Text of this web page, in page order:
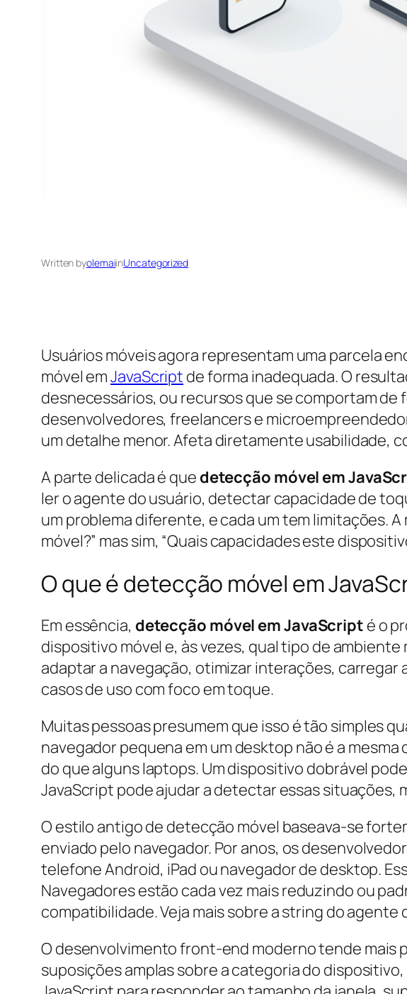
Written byolemaiinUncategorized
Usuários móveis agora representam uma parcela
móvel emJavaScript de forma inadequada. O
desnecessários, ou recursos que se comportam
desenvolvedores, freelancers e
um detalhe menor. Afeta diretamente usabilidade,
A parte delicada é que detecção móvel em
ler o agente do usuário, detectar capacidade de
um problema diferente, e cada um tem limitações.
móvel?” mas sim, “Quais capacidades este
O que é detecção móvel em
Em essência, detecção móvel em JavaScript é o
dispositivo móvel e, às vezes, qual tipo de
adaptar a navegação, otimizar interações,
casos de uso com foco em toque.
Muitas pessoas presumem que isso é tão simples
navegador pequena em um desktop não é a
do que alguns laptops. Um dispositivo dobrável
JavaScript pode ajudar a detectar essas
O estilo antigo de detecção móvel baseava-se
enviado pelo navegador. Por anos, os
telefone Android, iPad ou navegador de desktop.
Navegadores estão cada vez mais reduzindo ou
compatibilidade. Veja mais sobre a string do agente
O desenvolvimento front-end moderno tende mais
suposições amplas sobre a categoria do